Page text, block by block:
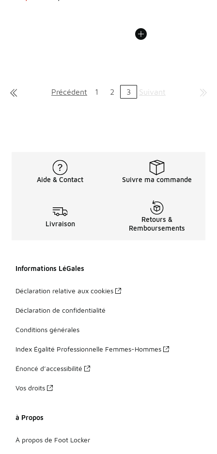
Précédent 1 2 3 Suivant
Aide & Contact Suivre ma commande
Livraison
Retours &
Remboursements
Informations LéGales
Déclaration relative aux cookies
Déclaration de confidentialité
Conditions générales
Index Égalité Professionnelle Femmes-Hommes
Énoncé d’accessibilité
Vos droits
à Propos
À propos de Foot Locker